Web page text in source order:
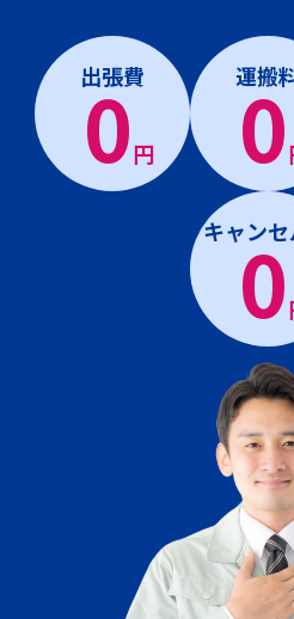
出張費
0円
運搬
0
キャン
0